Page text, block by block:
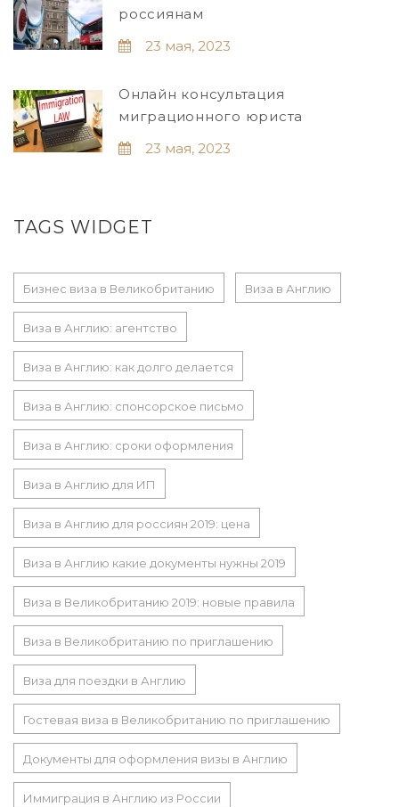
россиянам
23 мая, 2023
Онлайн консультация
миграционного юриста
23 мая, 2023
TAGS WIDGET
Бизнес виза в Великобританию Виза в Англию
Виза в Англию: агентство
Виза в Англию: как долго делается
Виза в Англию: спонсорское письмо
Виза в Англию: сроки оформления
Виза в Англию для ИП
Виза в Англию для россиян 2019: цена
Виза в Англию какие документы нужны 2019
Виза в Великобританию 2019: новые правила
Виза в Великобританию по приглашению
Виза для поездки в Англию
Гостевая виза в Великобританию по приглашению
Документы для оформления визы в Англию
Иммиграция в Англию из России